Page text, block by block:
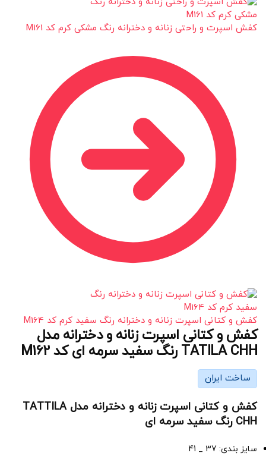
کفش اسپرت و راحتی زنانه و دخترانه رنگ مشکی کرم کد M161
کفش و کتانی اسپرت زنانه و دخترانه رنگ سفید کرم کد M164
کفش و کتانی اسپرت زنانه و دخترانه مدل
TATILA CHH رنگ سفید سرمه ای کد M162
ساخت ایران
کفش و کتانی اسپرت زنانه و دخترانه مدل TATTILA
CHH رنگ سفید سرمه ای
سایز بندی: 37 _ 41